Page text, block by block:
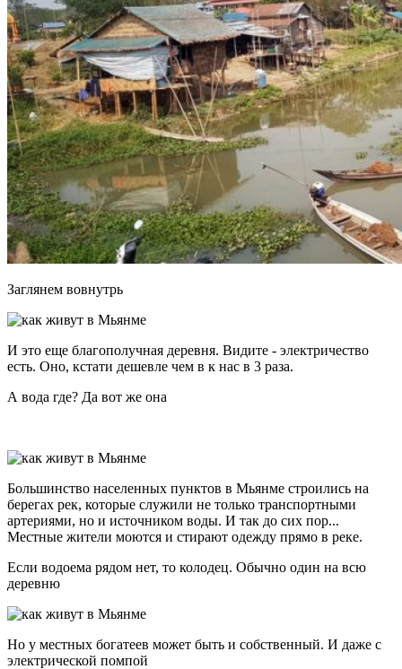
Заглянем вовнутрь
И это еще благополучная деревня. Видите - электричество
есть. Оно, кстати дешевле чем в к нас в 3 раза.
А вода где? Да вот же она
Большинство населенных пунктов в Мьянме строились на
берегах рек, которые служили не только транспортными
артериями, но и источником воды. И так до сих пор...
Местные жители моются и стирают одежду прямо в реке.
Если водоема рядом нет, то колодец. Обычно один на всю
деревню
Но у местных богатеев может быть и собственный. И даже с
электрической помпой